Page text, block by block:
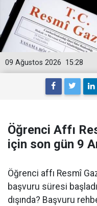
15:28
09 Ağustos 2026
Öğrenci Affı
için son gün 9
Öğrenci affı Resmî
başvuru süresi
dışında? Başvuru